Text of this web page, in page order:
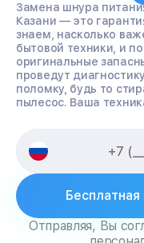
Замена шнура
Казани — это
знаем, насколько
бытовой техники, и
оригинальные
проведут
поломку, будь то
пылесос. Ваша
Бесплатная
Отправляя, Вы